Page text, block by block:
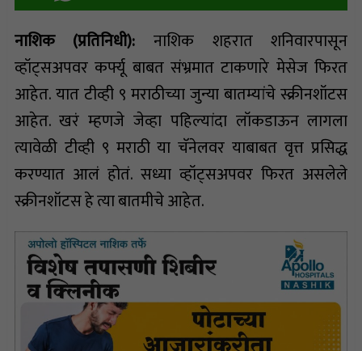
नाशिक (प्रतिनिधी): नाशिक शहरात शनिवारपासून
व्हॉट्सअपवर कर्फ्यू बाबत संभ्रमात टाकणारे मेसेज फिरत
आहेत. यात टीव्ही ९ मराठीच्या जुन्या बातम्यांचे स्क्रीनशॉटस
आहेत. खरं म्हणजे जेव्हा पहिल्यांदा लॉकडाऊन लागला
त्यावेळी टीव्ही ९ मराठी या चॅनेलवर याबाबत वृत्त प्रसिद्ध
करण्यात आलं होतं. सध्या व्हॉट्सअपवर फिरत असलेले
स्क्रीनशॉटस हे त्या बातमीचे आहेत.